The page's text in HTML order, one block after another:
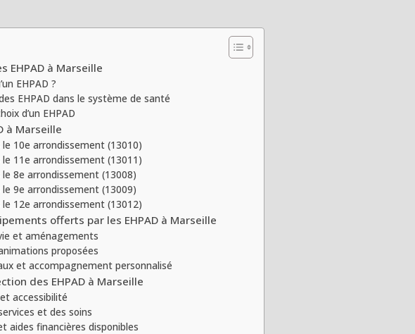
EHPAD à Marseille
EHPAD ?
EHPAD dans le système de santé
d’un EHPAD
à Marseille
le 10e arrondissement (13010)
le 11e arrondissement (13011)
le 8e arrondissement (13008)
le 9e arrondissement (13009)
le 12e arrondissement (13012)
offerts par les EHPAD à Marseille
et aménagements
proposées
et accompagnement personnalisé
des EHPAD à Marseille
accessibilité
et des soins
aides financières disponibles